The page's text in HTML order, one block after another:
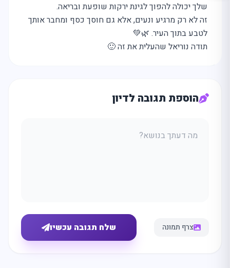
שלך יכולה להפוך לגינת ירקות שופעת ובריאה.
זה לא רק מרגיע ונעים, אלא גם חוסך כסף ומחבר אותך
לטבע בתוך העיר. 🌿💚
תודה נוריאל שהעלית את זה 🙂
הוספת תגובה לדיון
צרף תמונה שלח תגובה עכשיו